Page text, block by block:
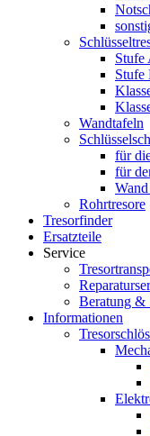
Stufe
Stufe
Wandtafeln
für
für
Rohrtresore
Tresorfinder
Ersatzteile
Service
Beratung &
Informationen